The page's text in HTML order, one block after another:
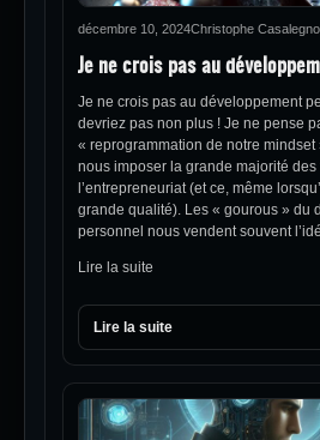
décembre 10, 2024Christophe Casalegno
Je ne crois pas au
Je ne crois pas au développement
devriez pas non plus ! Je ne pense
« reprogrammation de notre mindset
nous imposer la grande majorité
l’entrepreneuriat (et ce, même
grande qualité). Les « gourous » du
personnel nous vendent souvent
Lire la suite
Lire la suite